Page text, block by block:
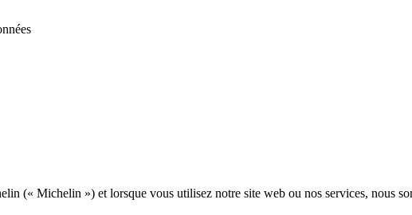
(« Michelin ») et lorsque vous utilisez notre site web ou nos services, nous